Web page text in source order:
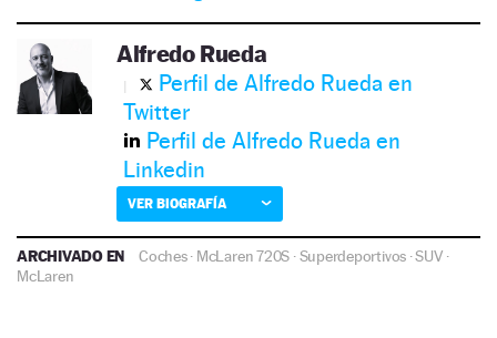
Alfredo Rueda
Perfil de Alfredo Rueda en
Twitter
Perfil de Alfredo Rueda en
Linkedin
VER BIOGRAFÍA
ARCHIVADO EN Coches· McLaren 720S ·Superdeportivos ·SUV ·
McLaren